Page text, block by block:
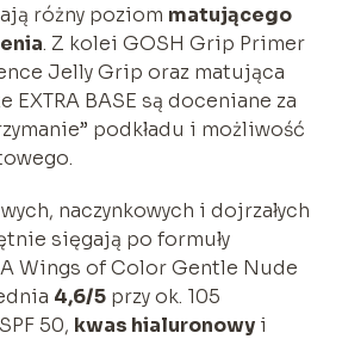
różny poziom matującego
. Z kolei GOSH Grip Primer
Jelly Grip oraz matująca
EXTRA BASE są doceniane za
podkładu i możliwość
naczynkowych i dojrzałych
sięgają po formuły
Wings of Color Gentle Nude
4,6/5przy ok. 105
50, kwas hialuronowyi